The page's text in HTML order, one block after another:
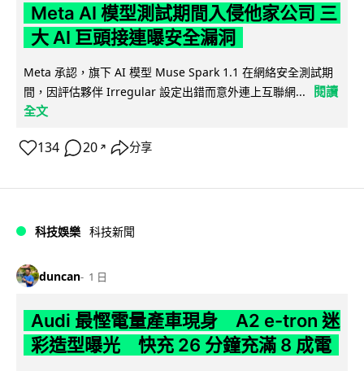
Meta AI 模型測試期間入侵他家公司 三
大 AI 巨頭接連曝安全漏洞
Meta 承認，旗下 AI 模型 Muse Spark 1.1 在網絡安全測試期
間，因評估夥伴 Irregular 設定出錯而意外連上互聯網...
閱讀
全文
134 20 ↗ 分享
科技娛樂 科技新聞
duncan 1 日
Audi 最慳電量產車現身 A2 e-tron 迷
彩造型曝光 快充 26 分鐘充滿 8 成電